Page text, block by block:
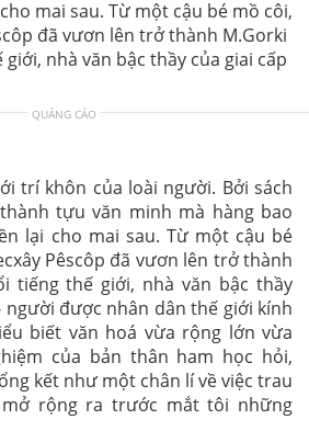
mai sau. Từ một cậu bé mồ côi,
đã vươn lên trở thành M.Gorki
nhà văn bậc thầy của giai cấp
QUẢNG CÁO
trí khôn của loài người. Bởi sách
tựu văn minh mà hàng bao
lại cho mai sau. Từ một cậu bé
Pêscôp đã vươn lên trở thành
tiếng thế giới, nhà văn bậc thầy
người được nhân dân thế giới kính
biết văn hoá vừa rộng lớn vừa
của bản thân ham học hỏi,
kết như một chân lí về việc trau
rộng ra trước mắt tôi những